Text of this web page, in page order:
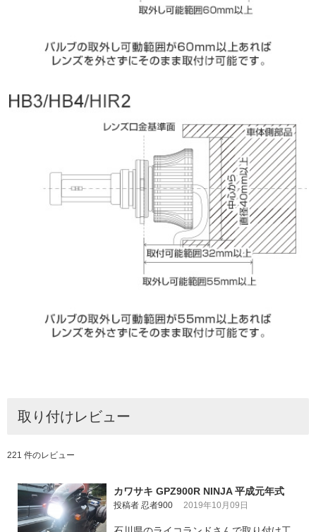
取り付けレビュー
221 件のレビュー
カワサキ GPZ900R NINJA 平成元年式
投稿者 忍者900 2019年10月09日